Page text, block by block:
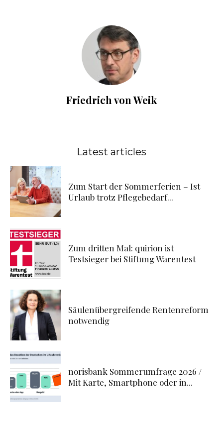
Friedrich von Weik
Latest articles
Zum Start der Sommerferien – Ist
Urlaub trotz Pflegebedarf...
Zum dritten Mal: quirion ist
Testsieger bei Stiftung Warentest
Säulenübergreifende Rentenreform
notwendig
norisbank Sommerumfrage 2026 /
Mit Karte, Smartphone oder in...